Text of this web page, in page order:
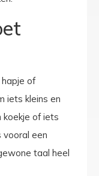
of
iets kleins en
koekje of iets
vooral een
taal heel